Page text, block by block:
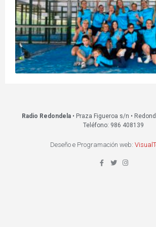
Radio Redondela• Praza Figueroa s/n •
Teléfono: 986 408139
Deseño e Programación web: